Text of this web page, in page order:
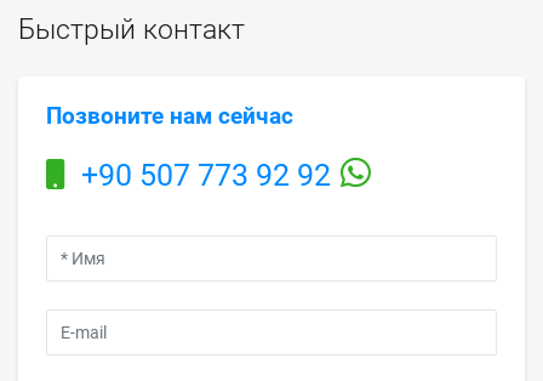
Быстрый контакт
Позвоните нам сейчас
+90 507 773 92 92